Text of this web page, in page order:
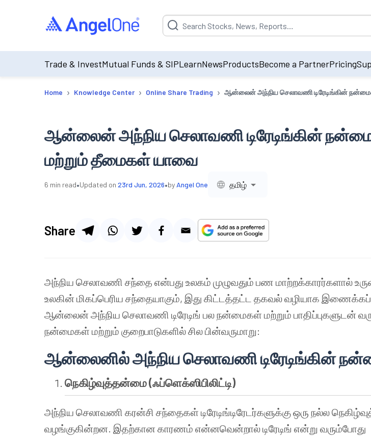
Suggestion will be populated by default on accessing the
Trade & InvestMutual Funds & SIPLearnNewsProductsBecome a PartnerPricing
Home › Knowledge Center › Online Share Trading › ஆன்லைன் அந்நிய செலாவணி டிரேடிங்கின்
ஆன்லைன் அந்நிய செலாவணி டிரேடிங்கின்
மற்றும் தீமைகள் யாவை
6 min read•Updated on 23rd Jun, 2026•by Angel One தமிழ்
Share
அந்நிய செலாவணி சந்தை என்பது உலகம் முழுவதும் பண மாற்றக்காரர்களால்
உலகின் மிகப்பெரிய சந்தையாகும், இது கிட்டத்தட்ட தகவல் வழியாக
ஆன்லைன் அந்நிய செலாவணி டிரேடிங் பல நன்மைகள் மற்றும் பாதிப்புகளுடன்
நன்மைகள் மற்றும் குறைபாடுகளில் சில பின்வருமாறு:
ஆன்லைனில் அந்நிய செலாவணி டிரேடிங்கின்
நெகிழ்வுத்தன்மை(ஃப்ளெக்ஸிபிலிட்டி)
அந்நிய செலாவணி கரன்சி சந்தைகள் டிரேடிங்டிரேடர்களுக்கு ஒரு நல்ல
வழங்குகின்றன. இதற்கான காரணம் என்னவென்றால் டிரேடிங் என்று வரும்போது